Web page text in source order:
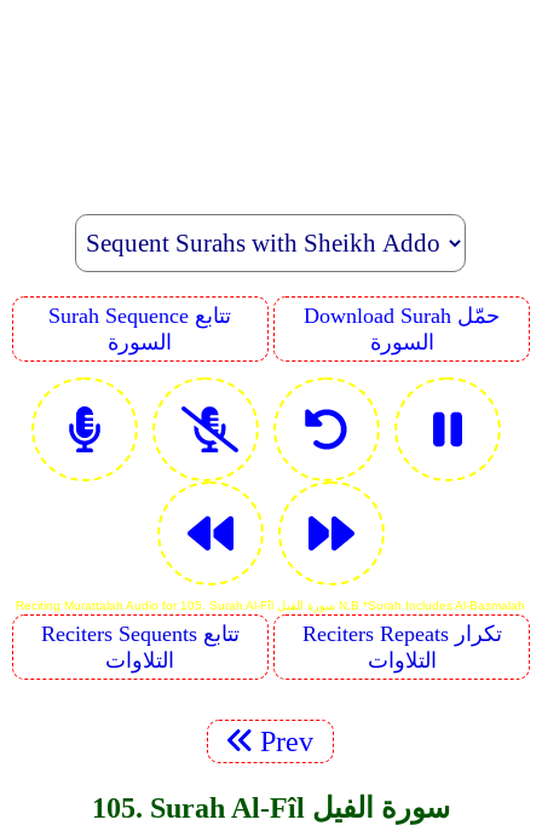
Surah Sequence تتابع
السورة
Download Surah حمّل
السورة
Reciting Murattalah Audio for 105. Surah Al-Fîl سورة الفيل N.B *Surah Includes Al-Basmalah
Reciters Sequents تتابع
التلاوات
Reciters Repeats تكرار
التلاوات
Prev
105. Surah Al-Fîl سورة الفيل